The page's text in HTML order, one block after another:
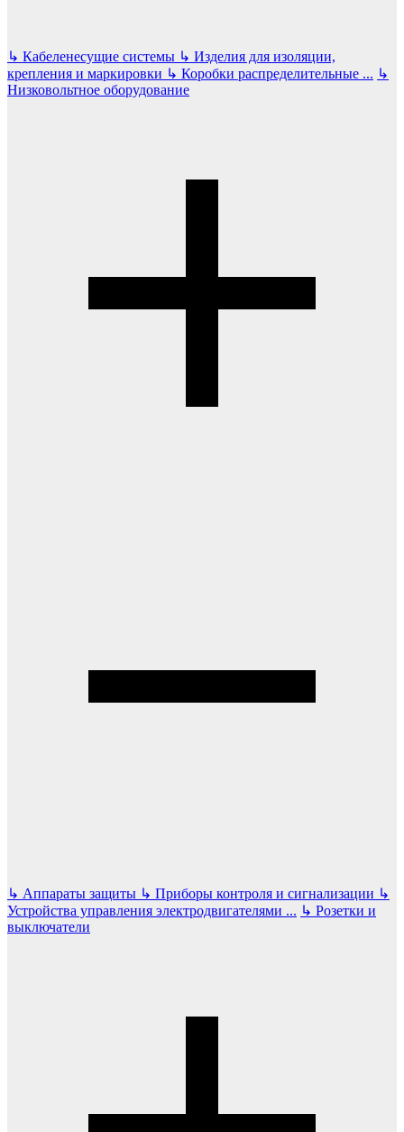
↳ Кабеленесущие системы ↳ Изделия для изоляции,
крепления и маркировки ↳ Коробки распределительные ... ↳
Низковольтное оборудование
↳ Аппараты защиты ↳ Приборы контроля и сигнализации ↳
Устройства управления электродвигателями ... ↳ Розетки и
выключатели